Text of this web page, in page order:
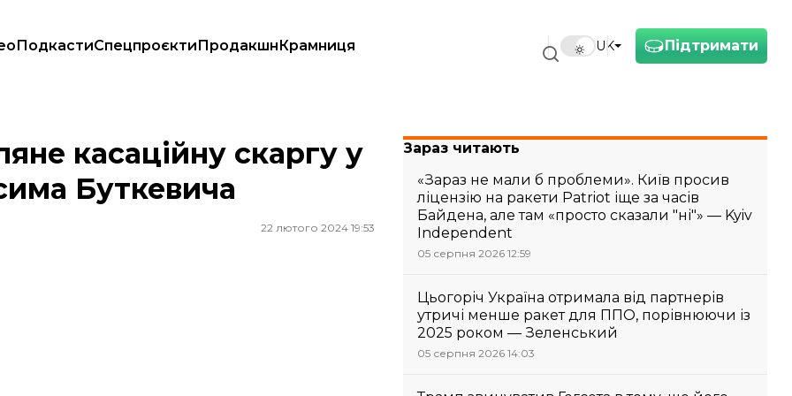
Підтримати
UK
ПодкастиСпецпроєктиПродакшнКрамниця
Буткевича
касаційну скаргу у
Буткевича
22 лютого 2024 19:53
Зараз читають
«Зараз не мали б проблеми». Київ просив
ліцензію на ракети Patriot іще за часів
Байдена, але там «просто сказали "ні"» — Kyiv
Independent
05 серпня 2026 12:59
Цьогоріч Україна отримала від партнерів
утричі менше ракет для ППО, порівнюючи із
2025 роком — Зеленський
05 серпня 2026 14:03